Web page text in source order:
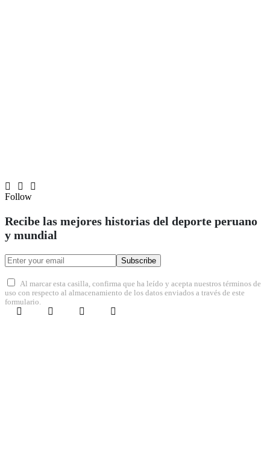
Follow
Recibe las mejores historias del deporte peruano
y mundial
Subscribe
Al marcar esta casilla, confirma que ha leído y acepta nuestros términos de
uso con respecto al almacenamiento de los datos enviados a través de este
formulario.